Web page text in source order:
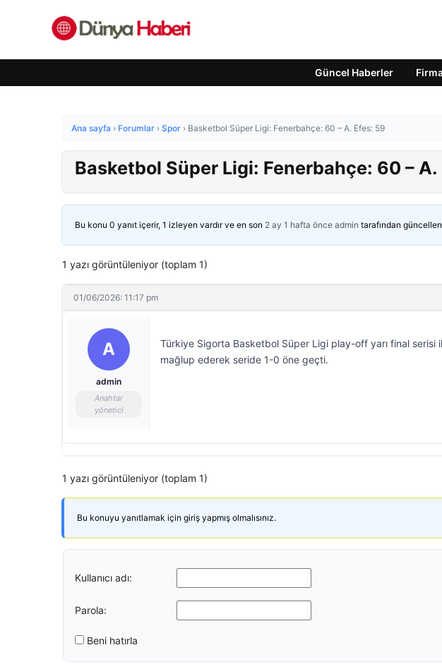
Güncel Haberler
Ana sayfa › Forumlar › Spor › Basketbol Süper Ligi: Fenerbahçe: 60 – A. Efes: 59
Basketbol Süper Ligi: Fenerbahçe: 60 – A.
Bu konu 0 yanıt içerir, 1 izleyen vardır ve en son 2 ay 1 hafta önce admin tarafından
1 yazı görüntüleniyor (toplam 1)
01/06/2026: 11:17 pm
A
admin
Anahtar
yönetici
Türkiye Sigorta Basketbol Süper Ligi play-off yarı final serisi
mağlup ederek seride 1-0 öne geçti.
1 yazı görüntüleniyor (toplam 1)
Bu konuyu yanıtlamak için giriş yapmış olmalısınız.
Kullanıcı adı:
Parola:
Beni hatırla